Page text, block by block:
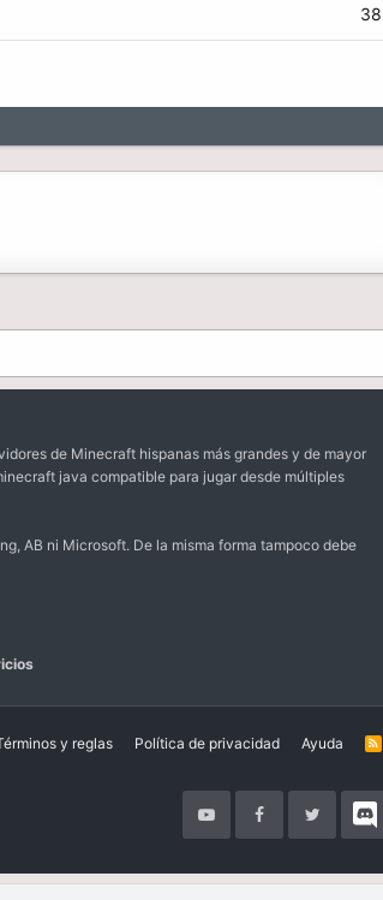
38
de Minecraft hispanas más grandes y de mayor
java compatible para jugar desde múltiples
AB ni Microsoft. De la misma forma tampoco debe
y reglas Política de privacidad Ayuda
R